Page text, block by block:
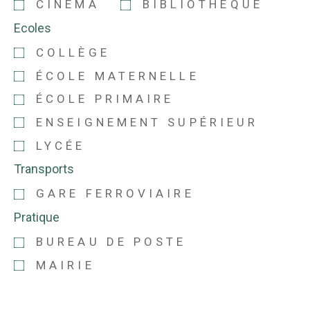
CINÉMA BIBLIOTHÈQUE
Ecoles
COLLÈGE
ÉCOLE MATERNELLE
ÉCOLE PRIMAIRE
ENSEIGNEMENT SUPÉRIEUR
LYCÉE
Transports
GARE FERROVIAIRE
Pratique
BUREAU DE POSTE
MAIRIE